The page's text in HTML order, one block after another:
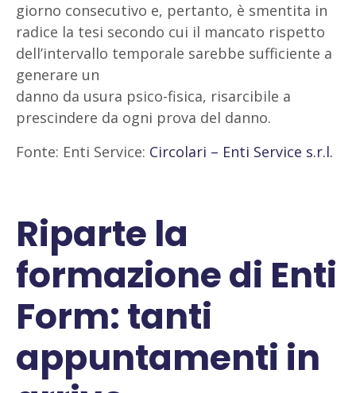
giorno consecutivo e, pertanto, è smentita in
radice la tesi secondo cui il mancato rispetto
dell’intervallo temporale sarebbe sufficiente a
generare un
danno da usura psico-fisica, risarcibile a
prescindere da ogni prova del danno.
Fonte: Enti Service: Circolari – Enti Service s.r.l.
Riparte la
formazione di Enti
Form: tanti
appuntamenti in